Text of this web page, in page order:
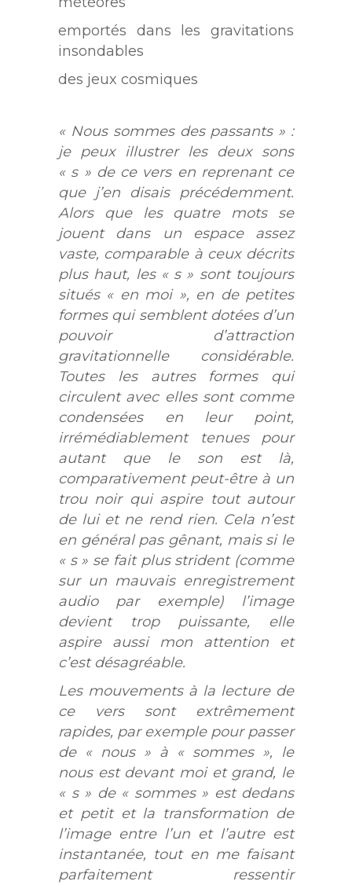
emportés dans les gravitations
insondables
des jeux cosmiques
« Nous sommes des passants » :
je peux illustrer les deux sons
« s » de ce vers en reprenant ce
que j’en disais précédemment.
Alors que les quatre mots se
jouent dans un espace assez
vaste, comparable à ceux décrits
plus haut, les « s » sont toujours
situés « en moi », en de petites
formes qui semblent dotées d’un
pouvoir d’attraction
gravitationnelle considérable.
Toutes les autres formes qui
circulent avec elles sont comme
condensées en leur point,
irrémédiablement tenues pour
autant que le son est là,
comparativement peut-être à un
trou noir qui aspire tout autour
de lui et ne rend rien. Cela n’est
en général pas gênant, mais si le
« s » se fait plus strident (comme
sur un mauvais enregistrement
audio par exemple) l’image
devient trop puissante, elle
aspire aussi mon attention et
c’est désagréable.
Les mouvements à la lecture de
ce vers sont extrêmement
rapides, par exemple pour passer
de « nous » à « sommes », le
nous est devant moi et grand, le
« s » de « sommes » est dedans
et petit et la transformation de
l’image entre l’un et l’autre est
instantanée, tout en me faisant
parfaitement ressentir